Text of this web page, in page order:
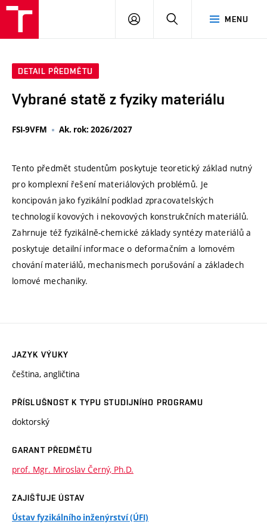
MENU
PŘIHLÁSIT
DETAIL PŘEDMĚTU
Vybrané statě z fyziky materiálu
FSI-9VFM Ak. rok: 2026/2027
Tento předmět studentům poskytuje teoretický základ nutný
pro komplexní řešení materiálových problémů. Je
koncipován jako fyzikální podklad zpracovatelských
technologií kovových i nekovových konstrukčních materiálů.
Zahrnuje též fyzikálně-chemické základy syntézy materiálů a
poskytuje detailní informace o deformačním a lomovém
chování materiálů, mechanismech porušování a základech
lomové mechaniky.
JAZYK VÝUKY
čeština, angličtina
PŘÍSLUŠNOST K TYPU STUDIJNÍHO PROGRAMU
doktorský
GARANT PŘEDMĚTU
prof. Mgr. Miroslav Černý, Ph.D.
ZAJIŠŤUJE ÚSTAV
Ústav fyzikálního inženýrství (ÚFI)